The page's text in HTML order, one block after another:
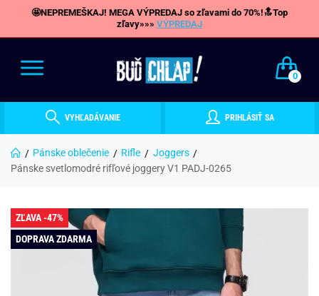
🤩NEPREMEŠKAJ! MEGA VÝPREDAJ so zľavami do 70%!🔝Top
zľavy»»» VÝPREDAJ
0
VYHĽADÁVANIE PRIHLÁSIŤ SA
Pánske oblečenie Rifle
Joggers
Pánske svetlomodré rifľové joggery V1 PADJ-0265
ZĽAVA -47%
DOPRAVA ZDARMA